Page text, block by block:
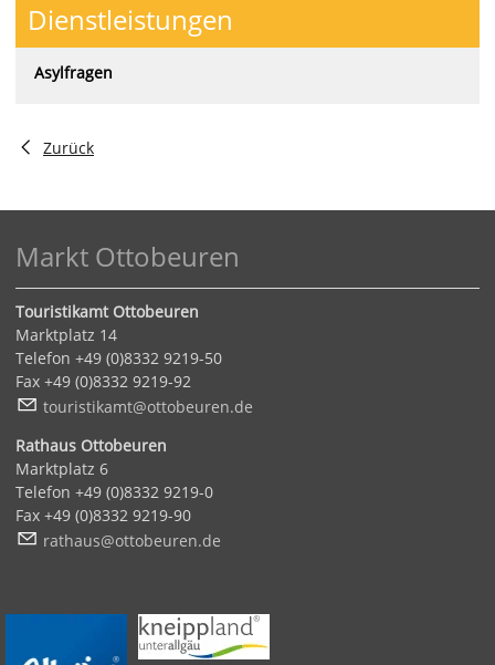
Dienstleistungen
Asylfragen
Zurück
Markt Ottobeuren
Touristikamt Ottobeuren
Marktplatz 14
Telefon +49 (0)8332 9219-50
Fax +49 (0)8332 9219-92
t
r st k mt tt b r n d
Rathaus Ottobeuren
Marktplatz 6
Telefon +49 (0)8332 9219-0
Fax +49 (0)8332 9219-90
r th s tt b r n d